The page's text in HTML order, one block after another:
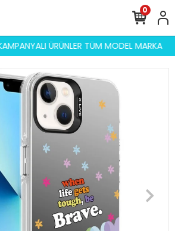
KAMPANYALI ÜRÜNLER TÜM MODEL MARKA
0